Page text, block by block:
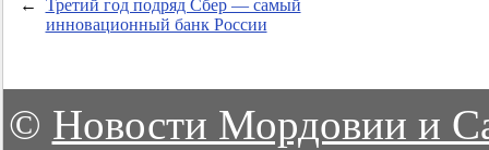
←
Третий год подряд Сбер — самый
инновационный банк России
© Новости Мордовии и